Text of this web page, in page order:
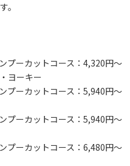
。
プーカットコース：4,320円～
ヨーキー
プーカットコース：5,940円～
プーカットコース：5,940円～
プーカットコース：6,480円～